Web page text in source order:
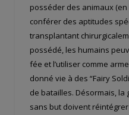
posséder des animaux
conférer des aptitudes
transplantant
possédé, les humains
fée et l’utiliser comme
donné vie à des “Fairy
de batailles. Désormais,
sans but doivent